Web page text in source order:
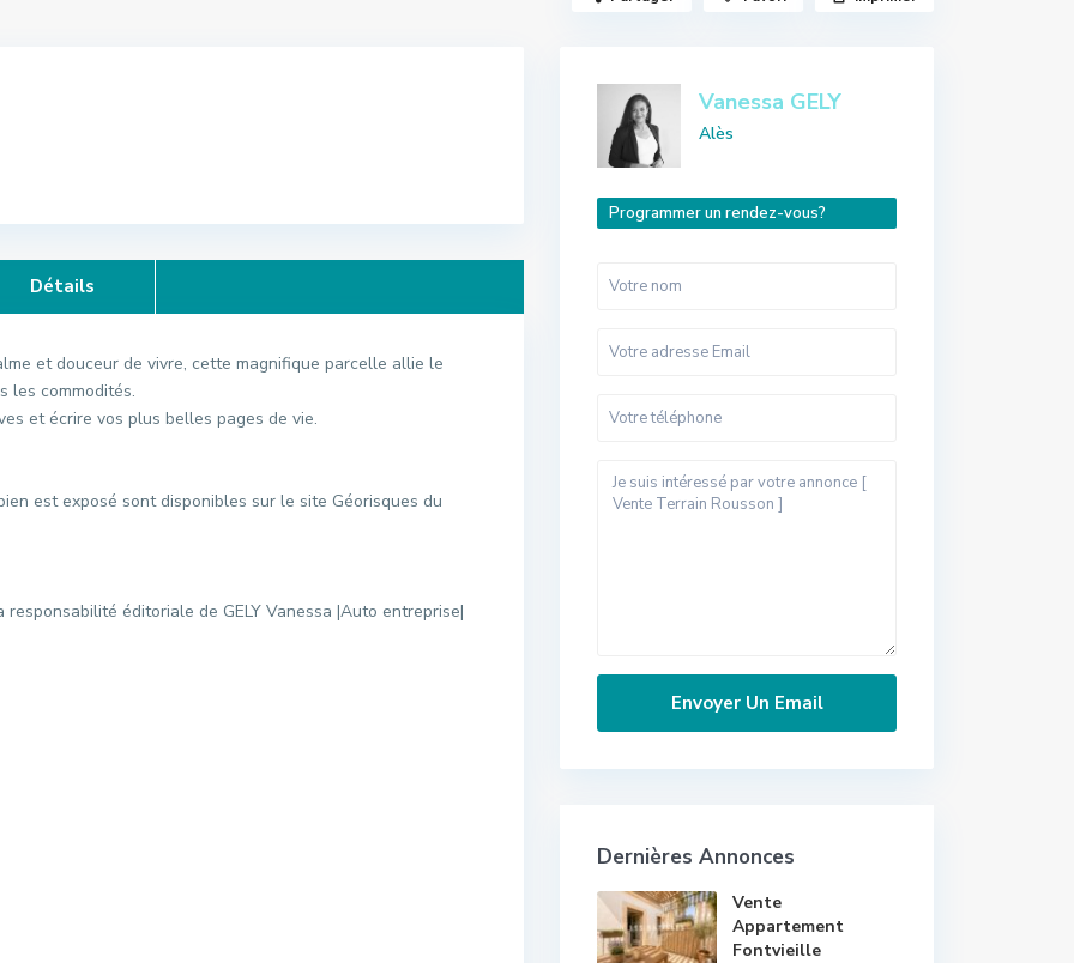
Détails
et douceur de vivre, cette magnifique parcelle allie le
les commodités.
et écrire vos plus belles pages de vie.
est exposé sont disponibles sur le site Géorisques du
éditoriale de GELY Vanessa |Auto entreprise|
Vanessa GELY
Alès
Programmer un rendez-vous?
Dernières Annonces
Vente
Appartement
Fontvieille